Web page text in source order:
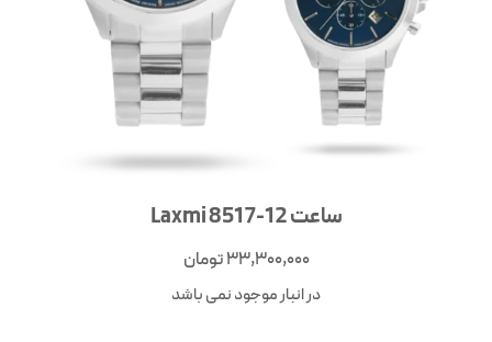
ساعت Laxmi 8517-12
33,300,000تومان
در انبار موجود نمی باشد